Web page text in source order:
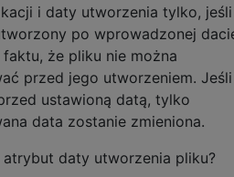
i daty utworzenia tylko, jeśli
po wprowadzonej
że pliku nie można
przed jego utworzeniem. Jeśli
ustawioną datą, tylko
data zostanie zmieniona.
atrybut daty utworzenia pliku?